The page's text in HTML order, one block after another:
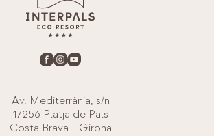
Av. Mediterrània, s/n
17256 Platja de Pals
Costa Brava - Girona